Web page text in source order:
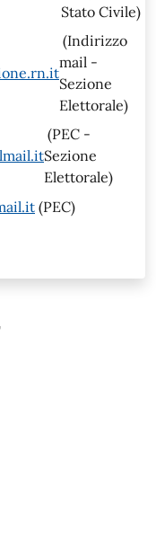
Stato Civile)
(Indirizzo
mail -
Sezione
Elettorale)
(PEC -
Sezione
Elettorale)
(PEC)